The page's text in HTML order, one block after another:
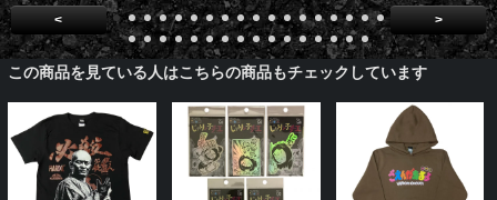
< >
この商品を見ている人はこちらの商品もチェックしています